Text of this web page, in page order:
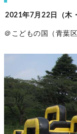
2021年7月22日（木
＠こどもの国（青葉